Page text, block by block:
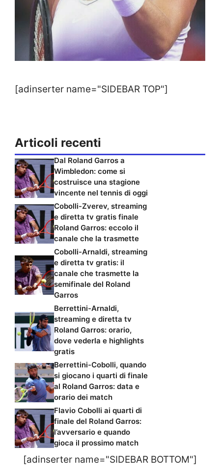
[adinserter name="SIDEBAR TOP"]
Articoli recenti
Dal Roland Garros a
Wimbledon: come si
costruisce una stagione
vincente nel tennis di oggi
Cobolli-Zverev, streaming
e diretta tv gratis finale
Roland Garros: eccolo il
canale che la trasmette
Cobolli-Arnaldi, streaming
e diretta tv gratis: il
canale che trasmette la
semifinale del Roland
Garros
Berrettini-Arnaldi,
streaming e diretta tv
Roland Garros: orario,
dove vederla e highlights
gratis
Berrettini-Cobolli, quando
si giocano i quarti di finale
al Roland Garros: data e
orario dei match
Flavio Cobolli ai quarti di
finale del Roland Garros:
l’avversario e quando
gioca il prossimo match
[adinserter name="SIDEBAR BOTTOM"]